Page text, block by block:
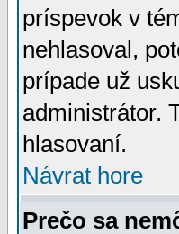
príspevok v
nehlasoval,
prípade už
administrátor.
hlasovaní.
Návrat hore
Prečo sa